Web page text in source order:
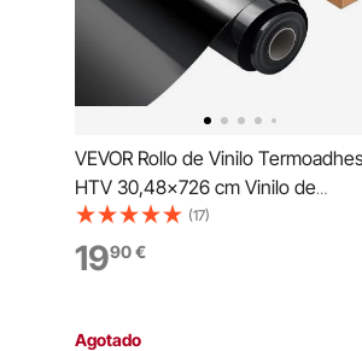
VEVOR Rollo de Vinilo
HTV 30,48x726 cm Vinilo de
Transferencia Térmica Fácil
Cortar/Despegar Fuerte Adhesión
Compatible con Máquina de Corte para
(17)
1990€
Agotado